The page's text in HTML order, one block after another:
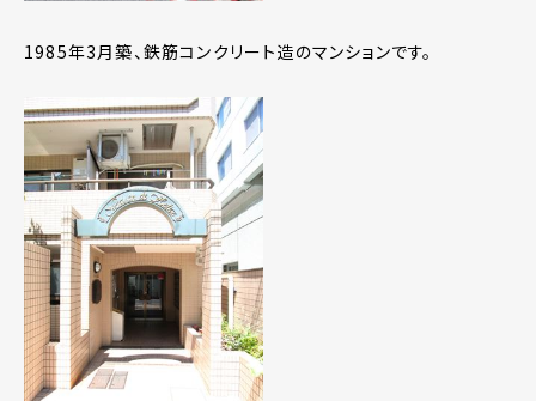
1985年3月築、鉄筋コンクリート造のマンションです。